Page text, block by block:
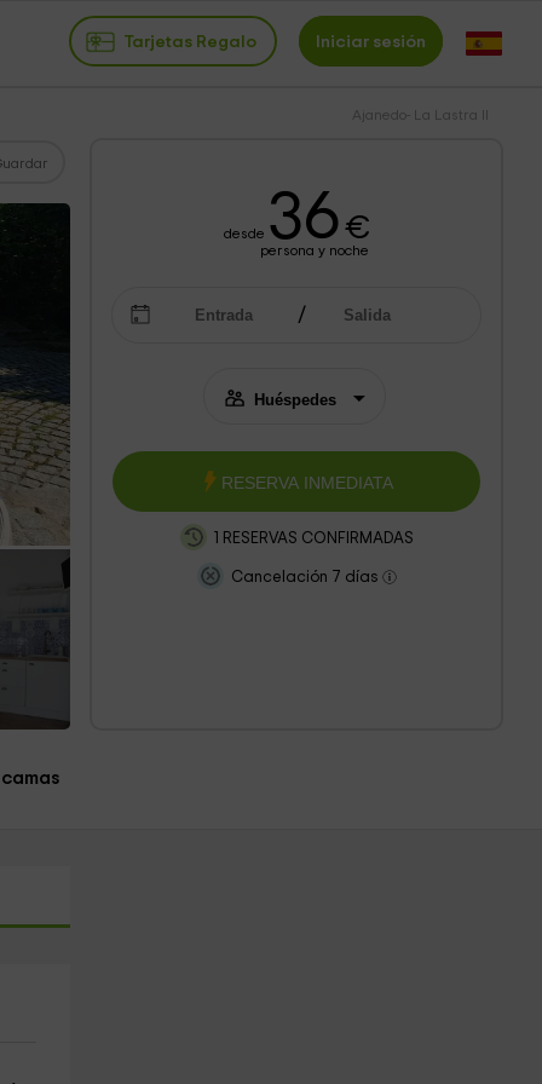
Tarjetas Regalo Iniciar sesión
Ajanedo- La Lastra II
desde 36€
persona y noche
RESERVA INMEDIATA
1 RESERVAS CONFIRMADAS
Cancelación 7 días